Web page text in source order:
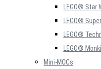
LEGO® Star
LEGO®
LEGO®
LEGO®
Mini-MOCs